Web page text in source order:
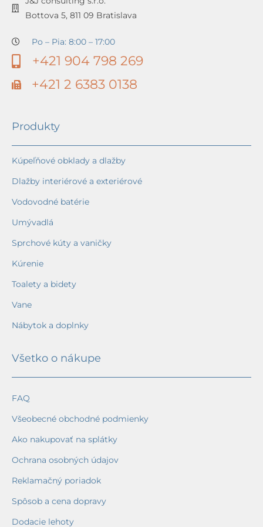
Bottova 5, 811 09 Bratislava
Po – Pia: 8:00 – 17:00
+421 904 798 269
+421 2 6383 0138
Produkty
Kúpeľňové obklady a dlažby
Dlažby interiérové a exteriérové
Vodovodné batérie
Umývadlá
Sprchové kúty a vaničky
Kúrenie
Toalety a bidety
Vane
Nábytok a doplnky
Všetko o nákupe
FAQ
Všeobecné obchodné podmienky
Ako nakupovať na splátky
Ochrana osobných údajov
Reklamačný poriadok
Spôsob a cena dopravy
Dodacie lehoty